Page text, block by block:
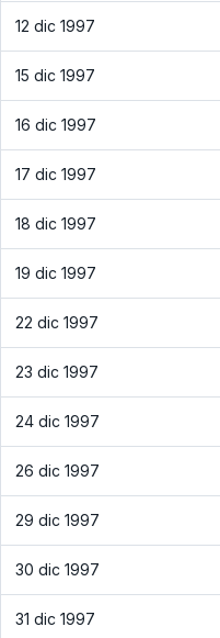
12 dic 1997
15 dic 1997
16 dic 1997
17 dic 1997
18 dic 1997
19 dic 1997
22 dic 1997
23 dic 1997
24 dic 1997
26 dic 1997
29 dic 1997
30 dic 1997
31 dic 1997